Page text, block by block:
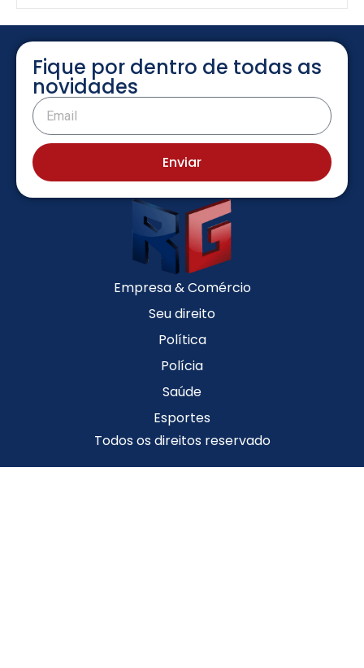
Fique por dentro de todas as
novidades
Enviar
Empresa & Comércio
Seu direito
Política
Polícia
Saúde
Esportes
Todos os direitos reservado